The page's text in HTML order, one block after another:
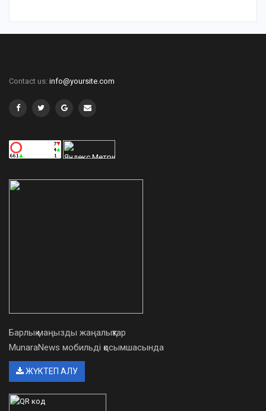
Contact us: info@yoursite.com
Барлық маңызды жаңалықтар
MunaraNews мобильді қосымшасында
ЖҮКТЕП АЛУ